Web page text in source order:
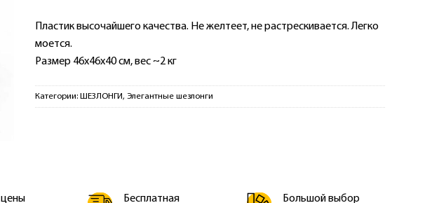
Пластик высочайшего качества. Не желтеет, не растрескивается. Легко
моется.
Размер 46х46х40 см, вес ~2 кг
Категории: ШЕЗЛОНГИ, Элегантные шезлонги
цены
Бесплатная
Большой выбор